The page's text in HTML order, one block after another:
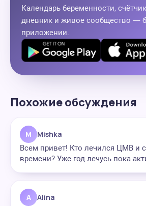
Календарь беременности,
дневник и живое сообщество —
приложении.
Похожие обсуждения
M Mishka
Всем привет! Кто лечился ЦМВ и
времени? Уже год лечусь пока
A Alina